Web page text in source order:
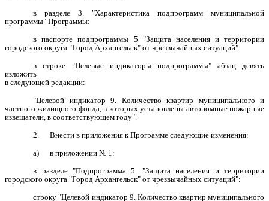
в разделе 3. "Характеристика подпрограмм муниципальной
программы" Программы:
в паспорте подпрограммы 5 "Защита населения и территории
городского округа "Город Архангельск" от чрезвычайных ситуаций":
в строке "Целевые индикаторы подпрограммы" абзац девять
изложить
в следующей редакции:
"Целевой индикатор 9. Количество квартир муниципального и
частного жилищного фонда, в которых установлены автономные пожарные
извещатели, в соответствующем году".
2.Внести в приложения к Программе следующие изменения:
а) в приложении № 1:
в разделе "Подпрограмма 5. "Защита населения и территории
городского округа "Город Архангельск" от чрезвычайных ситуаций":
строку "Целевой индикатор 9. Количество квартир муниципального